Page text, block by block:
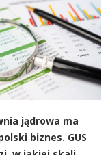
jądrowa ma
biznes. GUS